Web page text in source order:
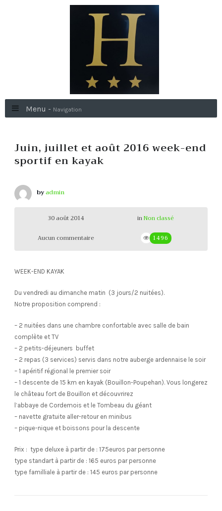
Menu - Navigation
Juin, juillet et août 2016 week-end
sportif en kayak
byadmin
30 août 2014 inNon classé
Aucun commentaire 1496
WEEK-END KAYAK
Du vendredi au dimanche matin (3 jours/2 nuitées).
Notre proposition comprend :
– 2 nuitées dans une chambre confortable avec salle de bain
complète et TV
– 2 petits-déjeuners buffet
– 2 repas (3 services) servis dans notre auberge ardennaise le soir
– 1 apéritif régional le premier soir
– 1 descente de 15 km en kayak (Bouillon-Poupehan). Vous longerez
le château fort de Bouillon et découvrirez
l’abbaye de Cordemois et le Tombeau du géant
– navette gratuite aller-retour en minibus
– pique-nique et boissons pour la descente
Prix : type deluxe à partir de : 175euros par personne
type standart à partir de : 165 euros par personne
type familliale à partir de : 145 euros par personne